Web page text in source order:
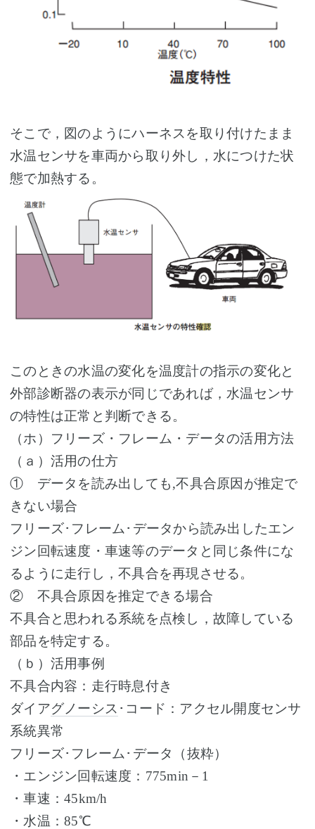
そこで，図のようにハーネスを取り付けたまま
水温センサを車両から取り外し，水につけた状
態で加熱する。
このときの水温の変化を温度計の指示の変化と
外部診断器の表示が同じであれば，水温センサ
の特性は正常と判断できる。
（ホ）フリーズ・フレーム・データの活用方法
（ａ）活用の仕方
① データを読み出しても,不具合原因が推定で
きない場合
フリーズ･フレーム･データから読み出したエン
ジン回転速度・車速等のデータと同じ条件にな
るように走行し，不具合を再現させる。
② 不具合原因を推定できる場合
不具合と思われる系統を点検し，故障している
部品を特定する。
（ｂ）活用事例
不具合内容：走行時息付き
ダイアグノーシス ･コード：アクセル開度センサ
系統異常
フリーズ･フレーム･データ（抜粋）
・エンジン回転速度：775min－1
・車速：45km/h
・水温：85℃